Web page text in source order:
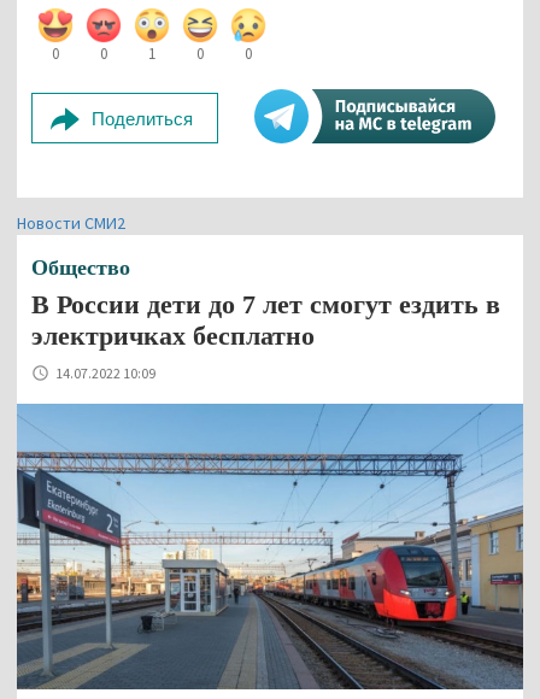
0 0 1 0 0
Поделиться
Новости СМИ2
Общество
В России дети до 7 лет смогут ездить в
электричках бесплатно
14.07.2022 10:09